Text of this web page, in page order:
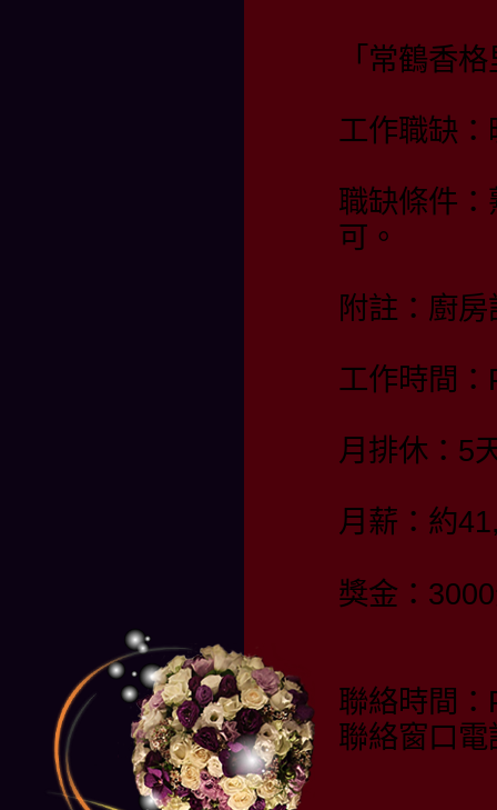
「常鶴香
工作職缺
職缺條件
可。
附註：廚
工作時間
月排休：5
月薪：約
獎金：
聯絡時間
聯絡窗口